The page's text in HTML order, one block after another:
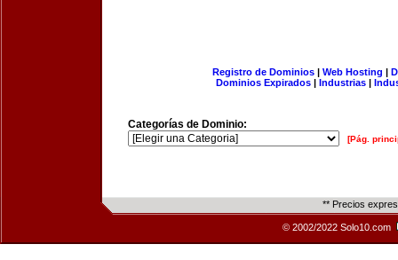
Registro de Dominios| Web Hosting |
Dominios Expirados | Industrias |
Categorías de Dominio:
[Pág.
** Precios
© 2002/2022 Solo10.com